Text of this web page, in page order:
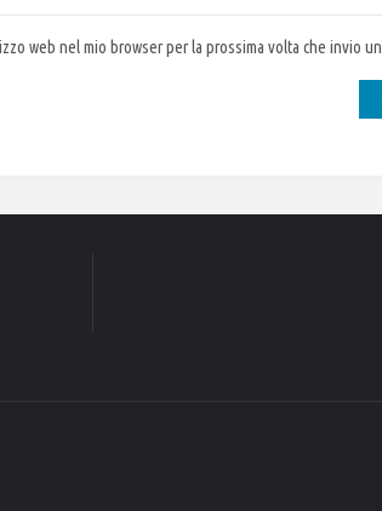
web nel mio browser per la prossima volta che invio